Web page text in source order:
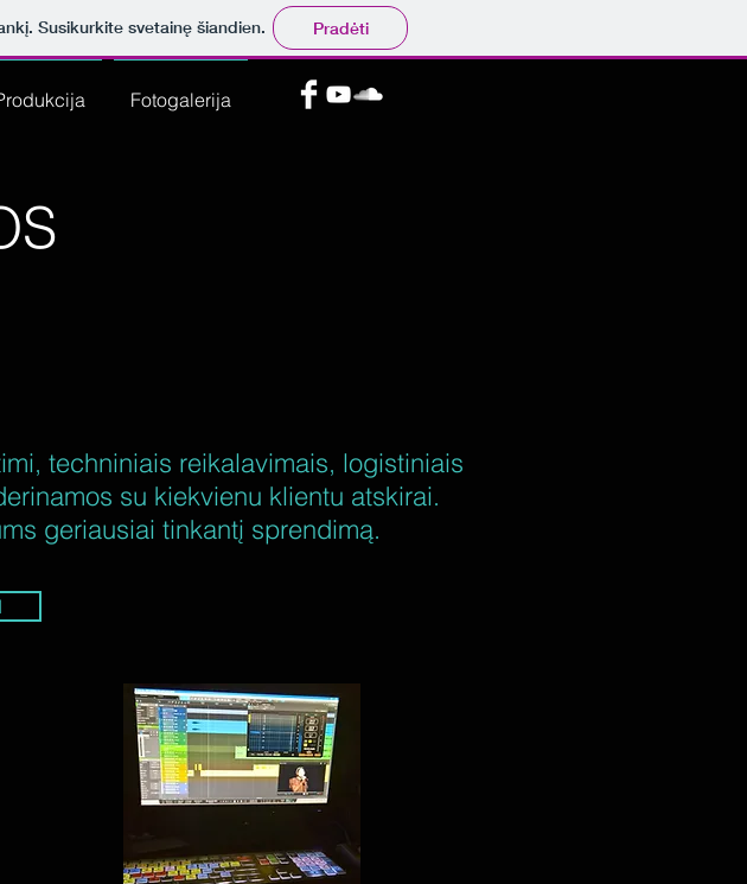
Susikurkite svetainę šiandien. Pradėti
Fotogalerija
techniniais reikalavimais, logistiniais
su kiekvienu klientu atskirai.
geriausiai tinkantį sprendimą.